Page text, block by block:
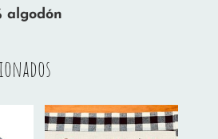
algodón